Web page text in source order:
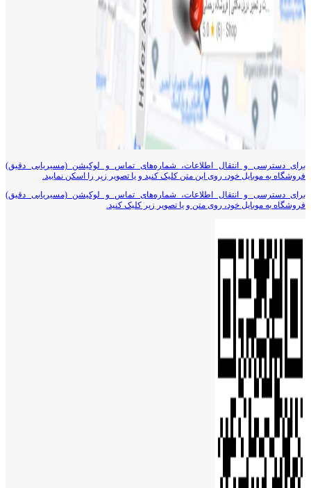
برای دسترسی و انتقال اطلاعات، شماره‌های تماس و لوکیشن (مسیریابی دقیق)
فروشگاه به موبایل خود، روی این متن کلیک کنید و یا تصویر زیر را اسکن نمایید.
برای دسترسی و انتقال اطلاعات، شماره‌های تماس و لوکیشن (مسیریابی دقیق)
فروشگاه به موبایل خود، روی متن و یا تصویر زیر کلیک کنید.